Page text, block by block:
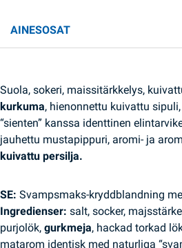
AINESOSAT
Suola, sokeri, maissitärkkelys,
kurkuma, hienonnettu kuivattu
“sienten” kanssa identtinen
jauhettu mustapippuri, aromi- ja
kuivattu persilja.
SE: Svampsmaks-kryddblandning
Ingredienser: salt, socker,
purjolök, gurkmeja, hackad torkad
matarom identisk med naturliga